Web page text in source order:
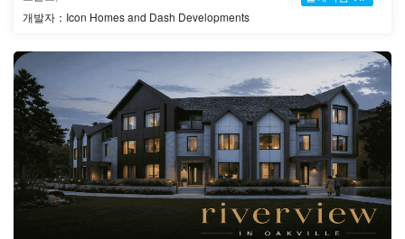
개발자：Icon Homes and Dash Developments